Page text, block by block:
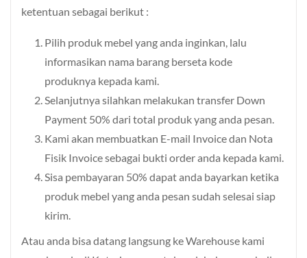
ketentuan sebagai berikut :
Pilih produk mebel yang anda inginkan, lalu
informasikan nama barang berseta kode
produknya kepada kami.
Selanjutnya silahkan melakukan transfer Down
Payment 50% dari total produk yang anda pesan.
Kami akan membuatkan E-mail Invoice dan Nota
Fisik Invoice sebagai bukti order anda kepada kami.
Sisa pembayaran 50% dapat anda bayarkan ketika
produk mebel yang anda pesan sudah selesai siap
kirim.
Atau anda bisa datang langsung ke Warehouse kami